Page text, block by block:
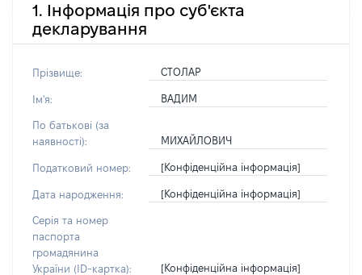
1. Інформація про суб'єкта
декларування
Прізвище: СТОЛАР
Ім'я: ВАДИМ
По батькові (за
наявності):
МИХАЙЛОВИЧ
Податковий номер: [Конфіденційна інформація]
Дата народження: [Конфіденційна інформація]
Серія та номер
паспорта
громадянина
України (ID-картка):
[Конфіденційна інформація]